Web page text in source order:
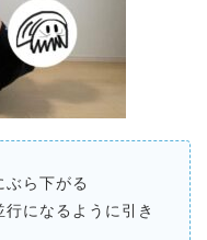
ら下がる
になるように引き